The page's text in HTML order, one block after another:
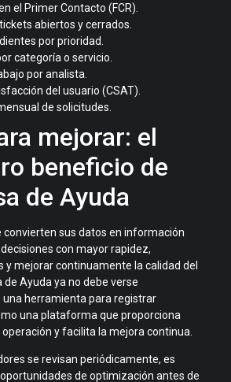
el Primer Contacto (FCR).
abiertos y cerrados.
por prioridad.
categoría o servicio.
por analista.
del usuario (CSAT).
de solicitudes.
mejorar: el
beneficio de
de Ayuda
convierten sus datos en información
con mayor rapidez,
y mejorar continuamente la calidad del
de Ayuda ya no debe verse
herramienta para registrar
una plataforma que proporciona
y facilita la mejora continua.
se revisan periódicamente, es
de optimización antes de